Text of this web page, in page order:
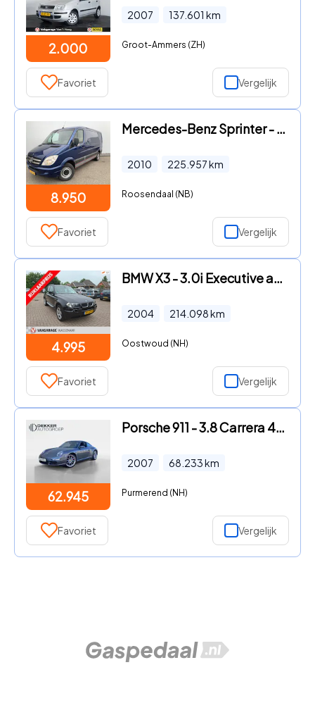
2.000
2007 137.601 km
Groot-Ammers (ZH)
Favoriet Vergelijk
8.950
Mercedes-Benz Sprinter - 316 2.2 CDI 366 HD L2 H1 Airco Cruise 3 Zits Trekhaak 3500 k
2010 225.957km
Roosendaal (NB)
Favoriet Vergelijk
4.995
BMW X3 - 3.0i Executive apk t/m 06/27 trekhaak
2004 214.098km
Oostwoud (NH)
Favoriet Vergelijk
62.945
Porsche 911 - 3.8 Carrera 4S Model 997 - Sport Chrono - Tiptronic S - Spor
2007 68.233km
Purmerend (NH)
Favoriet Vergelijk